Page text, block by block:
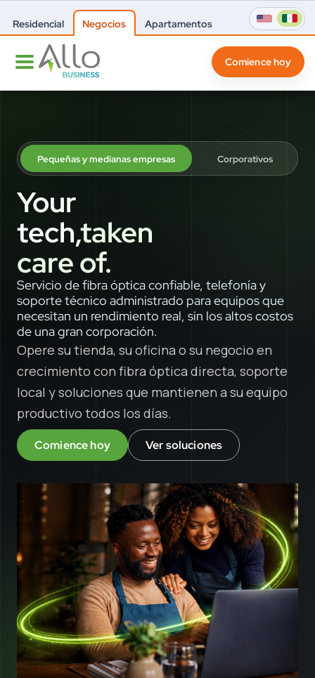
Residencial Negocios Apartamentos
Comience hoy
Pequeñas y medianas empresas Corporativos
Your
tech,taken
care of.
Servicio de fibra óptica confiable, telefonía y
soporte técnico administrado para equipos que
necesitan un rendimiento real, sin los altos costos
de una gran corporación.
Opere su tienda, su oficina o su negocio en
crecimiento con fibra óptica directa, soporte
local y soluciones que mantienen a su equipo
productivo todos los días.
Comience hoy Ver soluciones